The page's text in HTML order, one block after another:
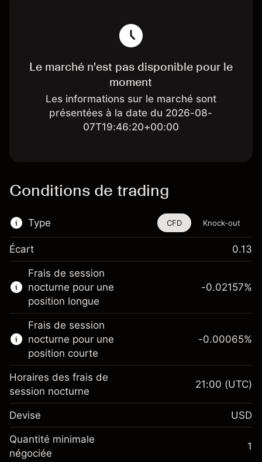
Le marché n'est pas disponible pour le
moment
Les informations sur le marché sont
présentées à la date du 2026-08-
07T19:46:20+00:00
Conditions de trading
Type
Cet instrument financier est disponible pour
le trading via les CFD et les Knock-outs.
En savoir plus sur :
CFD
Knock-outs
CFD Knock-out
Écart 0.13
Frais de session
nocturne pour une
position longue
Marge. Votre
investissement
$1,000.00
Ajustement des fonds de
overnight
-0.02157%
Frais de session
nocturne pour une
position courte
Marge. Votre
-0.00065%
Horaires des frais de
session nocturne
21:00 (UTC)
Devise USD
Quantité minimale
négociée
1